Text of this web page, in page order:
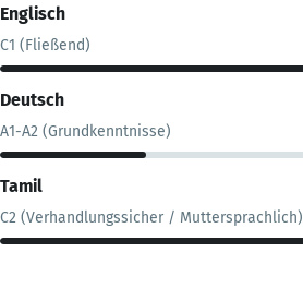
Englisch
C1 (Fließend)
Deutsch
A1-A2 (Grundkenntnisse)
Tamil
C2 (Verhandlungssicher / Muttersprachlich)